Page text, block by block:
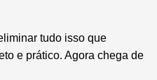
tudo isso que
e prático. Agora chega de